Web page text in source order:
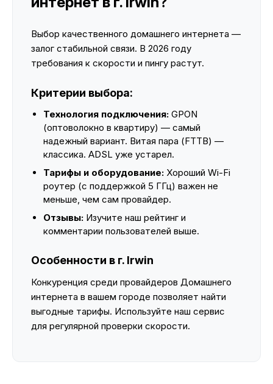
Выбор качественного домашнего интернета —
залог стабильной связи. В 2026 году
требования к скорости и пингу растут.
Критерии выбора:
Технология подключения: GPON
(оптоволокно в квартиру) — самый
надежный вариант. Витая пара (FTTB) —
классика. ADSL уже устарел.
Тарифы и оборудование: Хороший Wi-Fi
роутер (с поддержкой 5 ГГц) важен не
меньше, чем сам провайдер.
Отзывы: Изучите наш рейтинг и
комментарии пользователей выше.
Особенности в г. Irwin
Конкуренция среди провайдеров Домашнего
интернета в вашем городе позволяет найти
выгодные тарифы. Используйте наш сервис
для регулярной проверки скорости.